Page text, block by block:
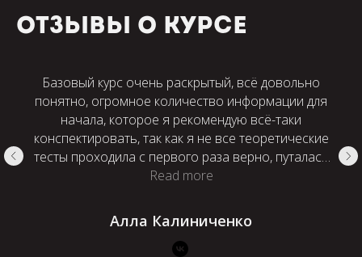
отзывы о курсе
Базовый курс очень раскрытый, всё довольно
понятно, огромное количество информации для
начала, которое я рекомендую всё-таки
конспектировать, так как я не все теоретические
тесты проходила с первого раза верно, путалась
в материалах. Но есть возможность пройти всё
Для тех кто интересуется данной темой, для тех
кто только делает первые шаги к пластическому
гриму, кто делал свои попытки основываясь
Read more
Алла Калиниченко